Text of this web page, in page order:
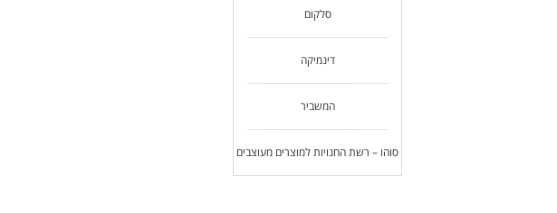
סלקום
דינמיקה
המשביר
סוהו – רשת החנויות למוצרים מעוצבים